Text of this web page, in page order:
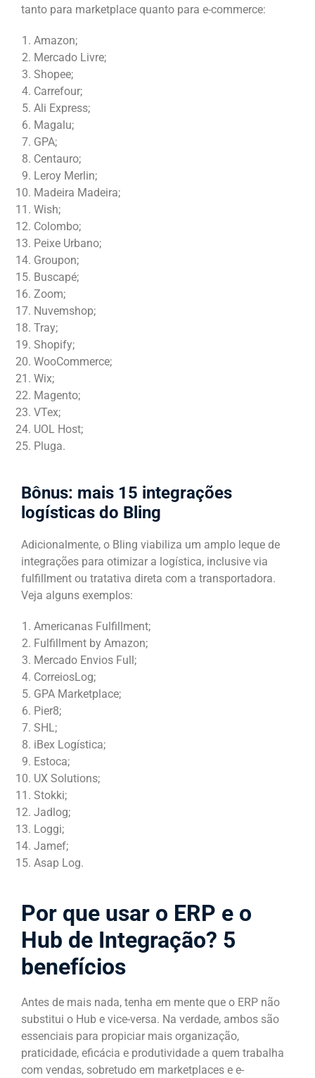
tanto para marketplace quanto para e-commerce:
Amazon;
Mercado Livre;
Shopee;
Carrefour;
Ali Express;
Magalu;
GPA;
Centauro;
Leroy Merlin;
Madeira Madeira;
Wish;
Colombo;
Peixe Urbano;
Groupon;
Buscapé;
Zoom;
Nuvemshop;
Tray;
Shopify;
WooCommerce;
Wix;
Magento;
VTex;
UOL Host;
Pluga.
Bônus: mais 15 integrações
logísticas do Bling
Adicionalmente, o Bling viabiliza um amplo leque de
integrações para otimizar a logística, inclusive via
fulfillment ou tratativa direta com a transportadora.
Veja alguns exemplos:
Americanas Fulfillment;
Fulfillment by Amazon;
Mercado Envios Full;
CorreiosLog;
GPA Marketplace;
Pier8;
SHL;
iBex Logística;
Estoca;
UX Solutions;
Stokki;
Jadlog;
Loggi;
Jamef;
Asap Log.
Por que usar o ERP e o
Hub de Integração? 5
benefícios
Antes de mais nada, tenha em mente que o ERP não
substitui o Hub e vice-versa. Na verdade, ambos são
essenciais para propiciar mais organização,
praticidade, eficácia e produtividade a quem trabalha
com vendas, sobretudo em marketplaces e e-